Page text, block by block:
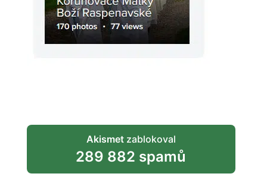
Akismetzablokoval
289 882 spamů